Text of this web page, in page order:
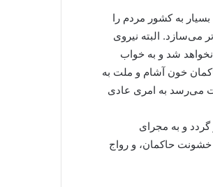
بسیار به کشور مردم را
می‌سازد. البته نیروی
شد و به خواب
خون آشام و ملت به
می‌رسد به امری عادی
و به مجرای
حاکمان، و رواج